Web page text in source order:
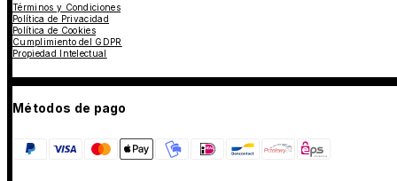
Términos y Condiciones
Política de Privacidad
Política de Cookies
Cumplimiento del GDPR
Propiedad Intelectual
Métodos de pago